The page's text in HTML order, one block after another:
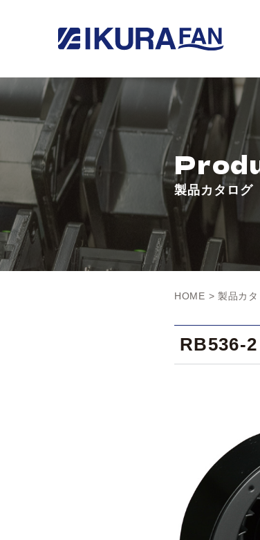
製品カタログ
HOME > 製品カタ
RB536-2